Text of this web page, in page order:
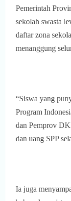
Pemerintah
sekolah swasta
daftar zona
menanggung
“Siswa yang
Program
dan Pemprov
dan uang SPP
Ia juga